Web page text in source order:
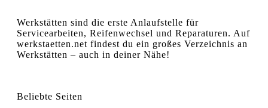
Werkstätten sind die erste Anlaufstelle für
Servicearbeiten, Reifenwechsel und Reparaturen. Auf
werkstaetten.net findest du ein großes Verzeichnis an
Werkstätten – auch in deiner Nähe!
Beliebte Seiten